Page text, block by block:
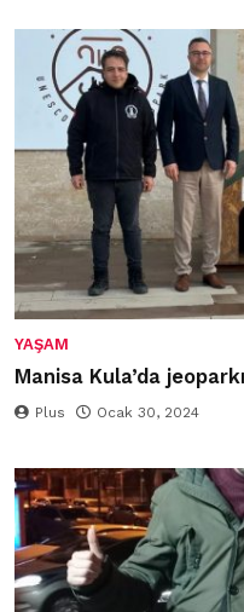
YAŞAM
Manisa Kula’da
Plus Ocak 30, 2024